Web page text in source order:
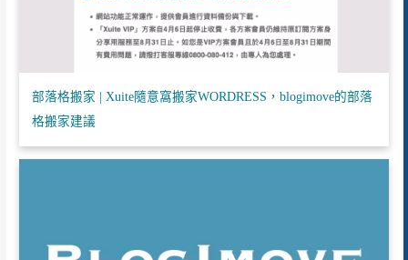
部落格搬家 | Xuite隨意窩搬家WORDRESS，blogimove的部落
格搬家建議